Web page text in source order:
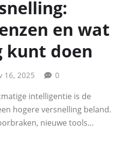
en wat
kunt doen
16, 2025 0
intelligentie is de
hogere versnelling beland.
nieuwe tools…